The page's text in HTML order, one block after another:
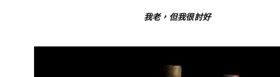
我老，但我很討好